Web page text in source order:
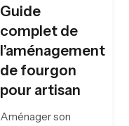
Guide
complet de
l’aménagement
de fourgon
pour artisan
Aménager son